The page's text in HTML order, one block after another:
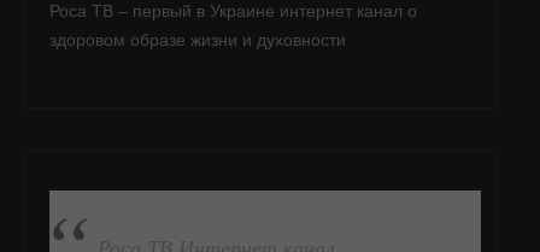
Роса ТВ – первый в Украине интернет канал о
здоровом образе жизни и духовности
ПОДПИСАТЬСЯ НА FB